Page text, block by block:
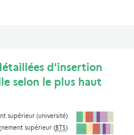
d'insertion
selon le plus haut
supérieur (université)
supérieur (BTS)